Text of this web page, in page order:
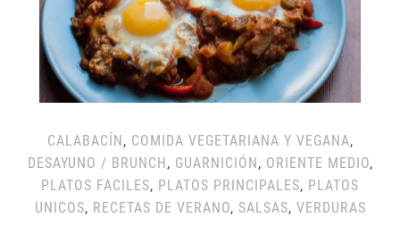
CALABACÍN, COMIDA VEGETARIANA Y VEGANA,
DESAYUNO / BRUNCH, GUARNICIÓN, ORIENTE MEDIO,
PLATOS FACILES, PLATOS PRINCIPALES, PLATOS
UNICOS, RECETAS DE VERANO, SALSAS, VERDURAS